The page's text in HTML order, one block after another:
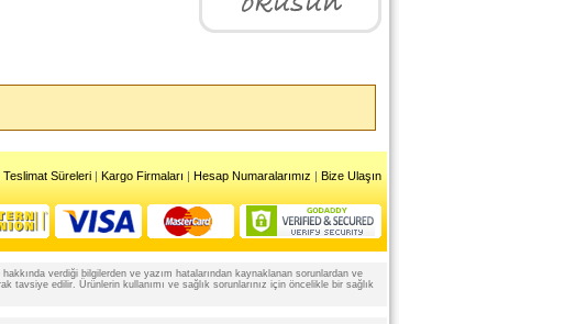
Teslimat Süreleri | Kargo Firmaları | Hesap Numaralarımız | Bize Ulaşın
verdiği bilgilerden ve yazım hatalarından kaynaklanan sorunlardan ve
edilir. Ürünlerin kullanımı ve sağlık sorunlarınız için öncelikle bir sağlık